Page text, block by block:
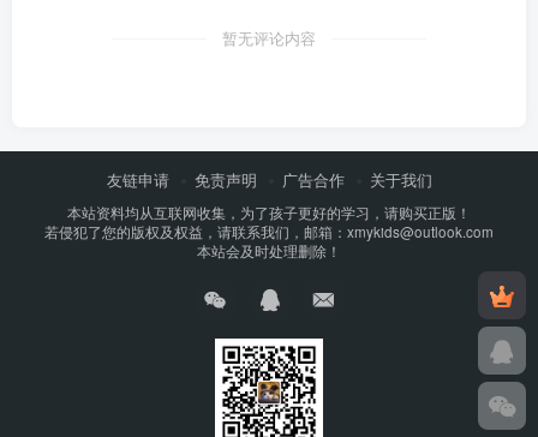
暂无评论内容
友链申请 免责声明 广告合作 关于我们
本站资料均从互联网收集，为了孩子更好的学习，请购买正版！
若侵犯了您的版权及权益，请联系我们，邮箱：xmykids@outlook.com
本站会及时处理删除！